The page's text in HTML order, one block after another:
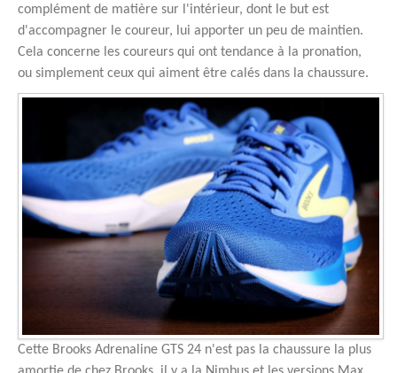
complément de matière sur l'intérieur, dont le but est
d'accompagner le coureur, lui apporter un peu de maintien.
Cela concerne les coureurs qui ont tendance à la pronation,
ou simplement ceux qui aiment être calés dans la chaussure.
Cette Brooks Adrenaline GTS 24 n'est pas la chaussure la plus